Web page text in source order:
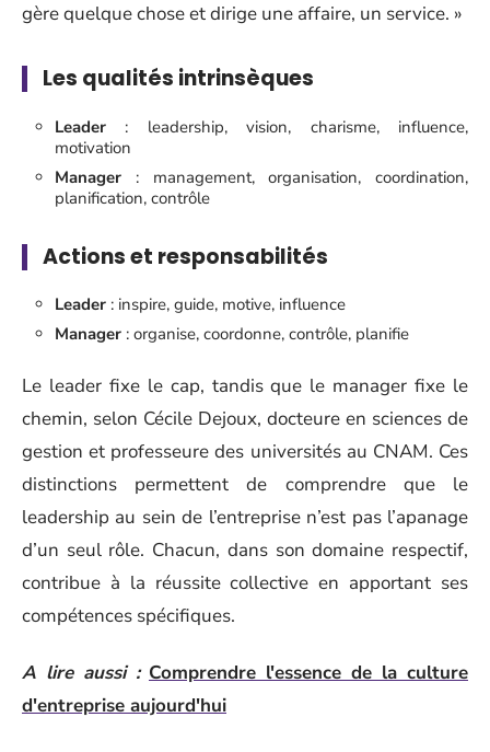
gère quelque chose et dirige une affaire, un service. »
Les qualités intrinsèques
Leader : leadership, vision, charisme, influence,
motivation
Manager : management, organisation, coordination,
planification, contrôle
Actions et responsabilités
Leader : inspire, guide, motive, influence
Manager : organise, coordonne, contrôle, planifie
Le leader fixe le cap, tandis que le manager fixe le
chemin, selon Cécile Dejoux, docteure en sciences de
gestion et professeure des universités au CNAM. Ces
distinctions permettent de comprendre que le
leadership au sein de l’entreprise n’est pas l’apanage
d’un seul rôle. Chacun, dans son domaine respectif,
contribue à la réussite collective en apportant ses
compétences spécifiques.
A lire aussi : Comprendre l'essence de la culture
d'entreprise aujourd'hui